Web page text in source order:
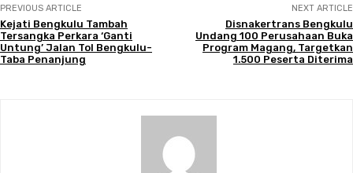
PREVIOUS ARTICLE
Kejati Bengkulu Tambah
Tersangka Perkara ‘Ganti
Untung’ Jalan Tol Bengkulu-
Taba Penanjung
NEXT ARTICLE
Disnakertrans Bengkulu
Undang 100 Perusahaan Buka
Program Magang, Targetkan
1.500 Peserta Diterima